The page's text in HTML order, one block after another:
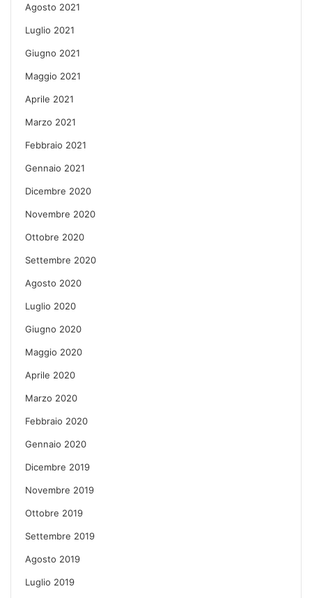
Agosto 2021
Luglio 2021
Giugno 2021
Maggio 2021
Aprile 2021
Marzo 2021
Febbraio 2021
Gennaio 2021
Dicembre 2020
Novembre 2020
Ottobre 2020
Settembre 2020
Agosto 2020
Luglio 2020
Giugno 2020
Maggio 2020
Aprile 2020
Marzo 2020
Febbraio 2020
Gennaio 2020
Dicembre 2019
Novembre 2019
Ottobre 2019
Settembre 2019
Agosto 2019
Luglio 2019